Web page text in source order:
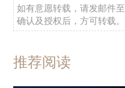
如有意愿转载，请发邮件至
确认及授权后，方可转载。
推荐阅读